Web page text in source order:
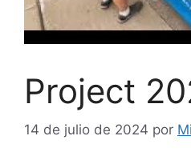
Project
14 de julio de 2024 por